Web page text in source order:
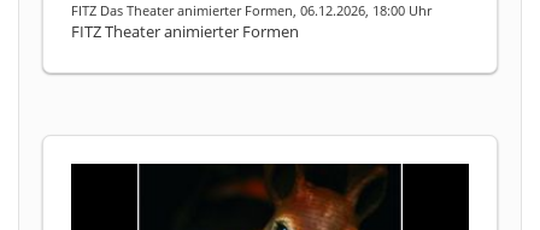
FITZ Das Theater animierter Formen, 06.12.2026, 18:00 Uhr
FITZ Theater animierter Formen